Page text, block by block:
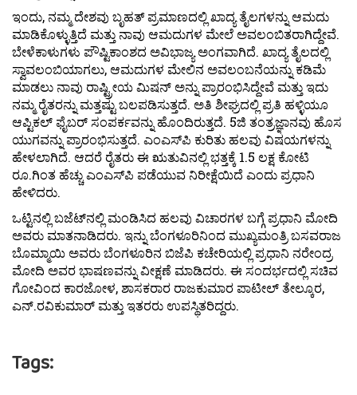
ಇಂದು, ನಮ್ಮ ದೇಶವು ಬೃಹತ್ ಪ್ರಮಾಣದಲ್ಲಿ ಖಾದ್ಯ ತೈಲಗಳನ್ನು ಆಮದು
ಮಾಡಿಕೊಳ್ಳುತ್ತಿದೆ ಮತ್ತು ನಾವು ಆಮದುಗಳ ಮೇಲೆ ಅವಲಂಬಿತರಾಗಿದ್ದೇವೆ.
ಬೇಳೆಕಾಳುಗಳು ಪೌಷ್ಟಿಕಾಂಶದ ಅವಿಭಾಜ್ಯ ಅಂಗವಾಗಿದೆ. ಖಾದ್ಯ ತೈಲದಲ್ಲಿ
ಸ್ವಾವಲಂಬಿಯಾಗಲು, ಆಮದುಗಳ ಮೇಲಿನ ಅವಲಂಬನೆಯನ್ನು ಕಡಿಮೆ
ಮಾಡಲು ನಾವು ರಾಷ್ಟ್ರೀಯ ಮಿಷನ್ ಅನ್ನು ಪ್ರಾರಂಭಿಸಿದ್ದೇವೆ ಮತ್ತು ಇದು
ನಮ್ಮ ರೈತರನ್ನು ಮತ್ತಷ್ಟು ಬಲಪಡಿಸುತ್ತದೆ. ಅತಿ ಶೀಘ್ರದಲ್ಲಿ ಪ್ರತಿ ಹಳ್ಳಿಯೂ
ಆಪ್ಟಿಕಲ್ ಫೈಬರ್ ಸಂಪರ್ಕವನ್ನು ಹೊಂದಿರುತ್ತದೆ. 5ಜಿ ತಂತ್ರಜ್ಞಾನವು ಹೊಸ
ಯುಗವನ್ನು ಪ್ರಾರಂಭಿಸುತ್ತದೆ. ಎಂಎಸ್‍ಪಿ ಕುರಿತು ಹಲವು ವಿಷಯಗಳನ್ನು
ಹೇಳಲಾಗಿದೆ. ಆದರೆ ರೈತರು ಈ ಋತುವಿನಲ್ಲಿ ಭತ್ತಕ್ಕೆ 1.5 ಲಕ್ಷ ಕೋಟಿ
ರೂ.ಗಿಂತ ಹೆಚ್ಚು ಎಂಎಸ್‍ಪಿ ಪಡೆಯುವ ನಿರೀಕ್ಷೆಯಿದೆ ಎಂದು ಪ್ರಧಾನಿ
ಹೇಳಿದರು.
ಒಟ್ಟಿನಲ್ಲಿ ಬಜೆಟ್‍ನಲ್ಲಿ ಮಂಡಿಸಿದ ಹಲವು ವಿಚಾರಗಳ ಬಗ್ಗೆ ಪ್ರಧಾನಿ ಮೋದಿ
ಅವರು ಮಾತನಾಡಿದರು. ಇನ್ನು ಬೆಂಗಳೂರಿನಿಂದ ಮುಖ್ಯಮಂತ್ರಿ ಬಸವರಾಜ
ಬೊಮ್ಮಾಯಿ ಅವರು ಬೆಂಗಳೂರಿನ ಬಿಜೆಪಿ ಕಚೇರಿಯಲ್ಲಿ ಪ್ರಧಾನಿ ನರೇಂದ್ರ
ಮೋದಿ ಅವರ ಭಾಷಣವನ್ನು ವೀಕ್ಷಣೆ ಮಾಡಿದರು. ಈ ಸಂದರ್ಭದಲ್ಲಿ ಸಚಿವ
ಗೋವಿಂದ ಕಾರಜೋಳ, ಶಾಸಕರಾರ ರಾಜಕುಮಾರ ಪಾಟೀಲ್ ತೇಲ್ಕೂರ,
ಎನ್.ರವಿಕುಮಾರ್ ಮತ್ತು ಇತರರು ಉಪಸ್ಥಿತರಿದ್ದರು.
Tags: